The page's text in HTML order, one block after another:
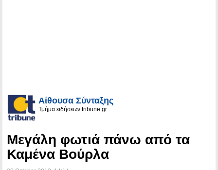
Αίθουσα Σύνταξης
Τμήμα ειδήσεων tribune.gr
Μεγάλη φωτιά πάνω από τα
Καμένα Βούρλα